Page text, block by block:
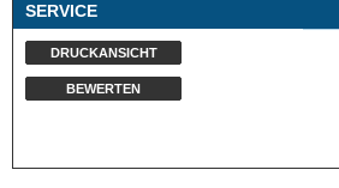
SERVICE
DRUCKANSICHT
BEWERTEN